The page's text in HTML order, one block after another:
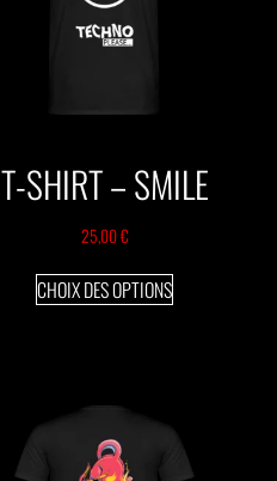
T-SHIRT – SMILE
25,00€
CHOIX DES OPTIONS